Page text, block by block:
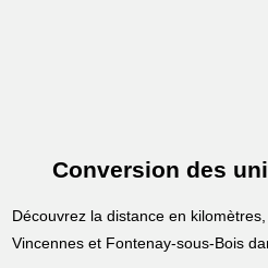
Conversion des
Découvrez la distance en
Vincennes et Fontenay-sous-Bois